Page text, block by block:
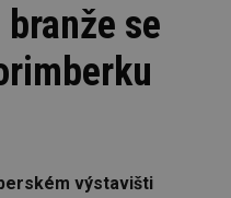
se
výstavišti